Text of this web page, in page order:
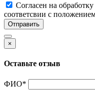
Cогласен на
соответсвии с
Отправить
×
Оставьте отзыв
ФИО*